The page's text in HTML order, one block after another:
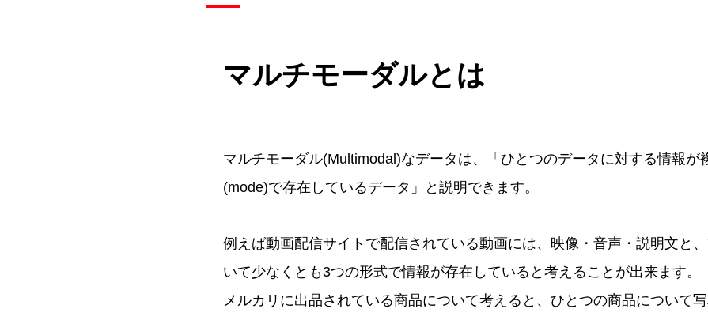
マルチモーダルとは
マルチモーダル(Multimodal)なデータは、「ひとつのデータに対する情報が
(mode)で存在しているデータ」と説明できます。
例えば動画配信サイトで配信されている動画には、映像・音声・説明文と
いて少なくとも3つの形式で情報が存在していると考えることが出来ます。
メルカリに出品されている商品について考えると、ひとつの商品について